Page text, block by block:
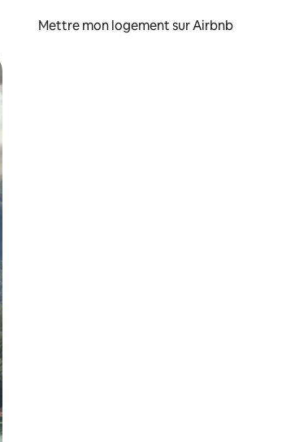
Mettre mon logement sur Airbnb